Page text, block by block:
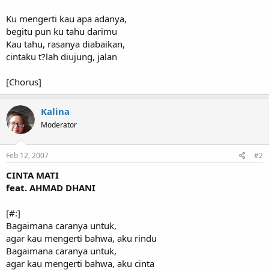
Ku mengerti kau apa adanya,
begitu pun ku tahu darimu
Kau tahu, rasanya diabaikan,
cintaku t?lah diujung, jalan
[Chorus]
Kalina
Moderator
Feb 12, 2007 #2
CINTA MATI
feat. AHMAD DHANI
[#:]
Bagaimana caranya untuk,
agar kau mengerti bahwa, aku rindu
Bagaimana caranya untuk,
agar kau mengerti bahwa, aku cinta